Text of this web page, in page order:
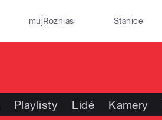
mujRozhlas Stanice
Playlisty Lidé Kamery